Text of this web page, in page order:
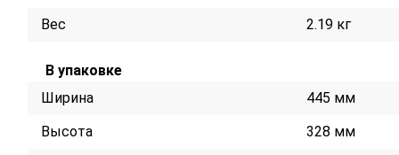
Вес
2.19 кг
В упаковке
Ширина
445 мм
Высота
328 мм